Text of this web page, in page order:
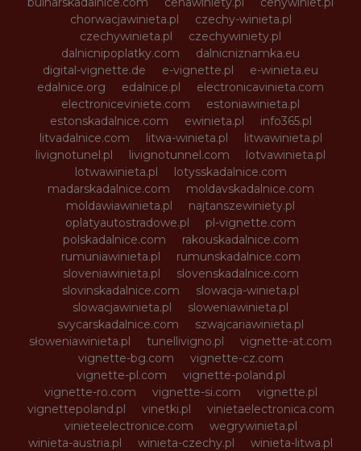
chorwacjawinieta.pl
czechy-winieta.pl
czechywinieta.pl
czechywiniety.pl
dalnicnipoplatky.com
dalnicniznamka.eu
digital-vignette.de
e-vignette.pl
e-winieta.eu
edalnice.org
edalnice.pl
electronicavinieta.com
electroniceviniete.com
estoniawinieta.pl
estonskadalnice.com
ewinieta.pl
info365.pl
litvadalnice.com
litwa-winieta.pl
litwawinieta.pl
livignotunel.pl
livignotunnel.com
lotvawinieta.pl
lotwawinieta.pl
lotysskadalnice.com
madarskadalnice.com
moldavskadalnice.com
moldawiawinieta.pl
najtanszewiniety.pl
oplatyautostradowe.pl
pl-vignette.com
polskadalnice.com
rakouskadalnice.com
rumuniawinieta.pl
rumunskadalnice.com
sloveniawinieta.pl
slovenskadalnice.com
slovinskadalnice.com
slowacja-winieta.pl
slowacjawinieta.pl
sloweniawinieta.pl
svycarskadalnice.com
szwajcariawinieta.pl
słoweniawinieta.pl
tunellivigno.pl
vignette-at.com
vignette-bg.com
vignette-cz.com
vignette-pl.com
vignette-poland.pl
vignette-ro.com
vignette-si.com
vignette.pl
vignettepoland.pl
vinetki.pl
vinietaelectronica.com
vinieteelectronice.com
wegrywinieta.pl
winieta-austria.pl
winieta-czechy.pl
winieta-litwa.pl